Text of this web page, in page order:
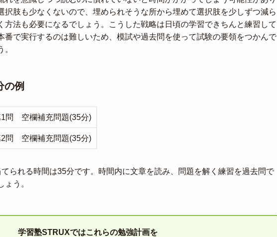
択肢も少なくないので、埋められそうな所から埋めて選択肢を少しずつ減ら
方法も必要になるでしょう。こうした戦略は日頃の学習できちんと練習して
番で実行するのは難しいため、模試や過去問を使って試験の要領をつかんで
。
の例
1問 空欄補充問題(35分)
2問 空欄補充問題(35分)
られる時間は35分です。時間内に文章を読み、問題を解く練習を過去問で
ょう。
学習塾STRUXではこれらの勉強計画を